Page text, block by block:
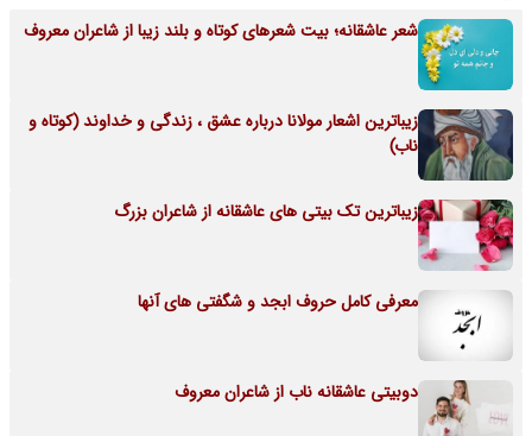
شعر عاشقانه؛ بیت شعرهای کوتاه و بلند زیبا از شاعران معروف
زیباترین اشعار مولانا درباره عشق ، زندگی و خداوند (کوتاه و
ناب)
زیباترین تک بیتی های عاشقانه از شاعران بزرگ
معرفی کامل حروف ابجد و شگفتی های آنها
دوبیتی عاشقانه ناب از شاعران معروف